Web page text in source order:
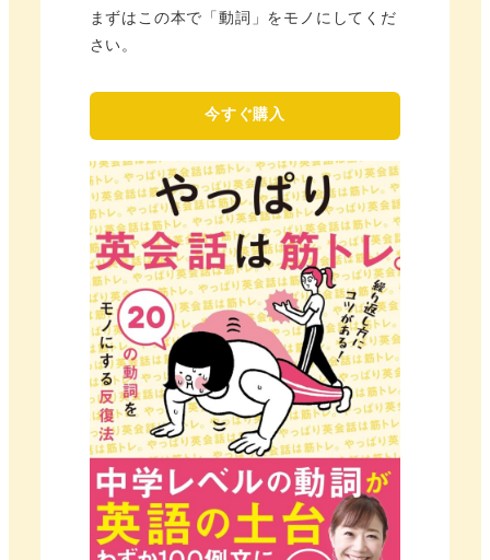
まずはこの本で「動詞」をモノにしてくだ
さい。
今すぐ購入